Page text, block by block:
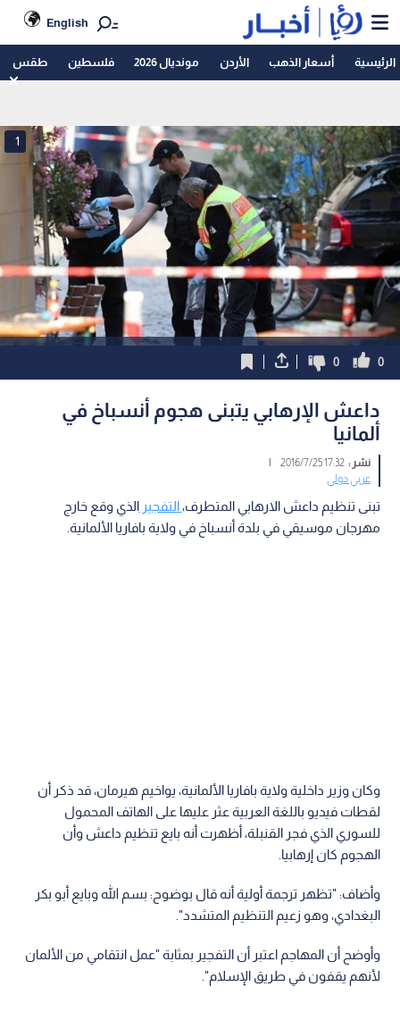
English
الرئيسية أسعار الذهب الأردن مونديال 2026 فلسطين طقس
1
0
0
داعش الإرهابي يتبنى هجوم أنسباخ في
ألمانيا
نشر :17:32 2016/7/25
|
عربي دولي
تبنى تنظيم داعش الارهابي المتطرف،التفجيرالذي وقع خارج
مهرجان موسيقي في بلدة أنسباخ في ولاية بافاريا الألمانية.
وكان وزير داخلية ولاية بافاريا الألمانية، يواخيم هيرمان، قد ذكر أن
لقطات فيديو باللغة العربية عثر عليها على الهاتف المحمول
للسوري الذي فجر القنبلة، أظهرت أنه بايع تنظيم داعش وأن
الهجوم كان إرهابيا.
وأضاف: "تظهر ترجمة أولية أنه قال بوضوح: بسم الله وبايع أبو بكر
البغدادي، وهو زعيم التنظيم المتشدد".
وأوضح أن المهاجم اعتبر أن التفجير بمثابة "عمل انتقامي من الألمان
لأنهم يقفون في طريق الإسلام".